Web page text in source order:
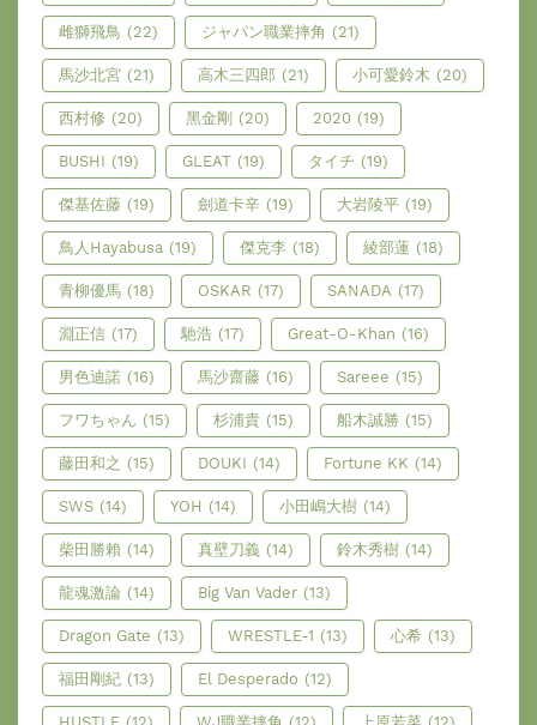
雌獅飛鳥 (22) ジャパン職業摔角 (21)
馬沙北宮 (21) 高木三四郎 (21) 小可愛鈴木 (20)
西村修 (20) 黑金剛 (20) 2020 (19)
BUSHI (19) GLEAT (19) タイチ (19)
傑基佐藤 (19) 劍道卡辛 (19) 大岩陵平 (19)
鳥人Hayabusa (19) 傑克李 (18) 綾部蓮 (18)
青柳優馬 (18) OSKAR (17) SANADA (17)
淵正信 (17) 馳浩 (17) Great-O-Khan (16)
男色迪諾 (16) 馬沙齋藤 (16) Sareee (15)
フワちゃん (15) 杉浦貴 (15) 船木誠勝 (15)
藤田和之 (15) DOUKI (14) Fortune KK (14)
SWS (14) YOH (14) 小田嶋大樹 (14)
柴田勝賴 (14) 真壁刀義 (14) 鈴木秀樹 (14)
龍魂激論 (14) Big Van Vader (13)
Dragon Gate (13) WRESTLE-1 (13) 心希 (13)
福田剛紀 (13) El Desperado (12)